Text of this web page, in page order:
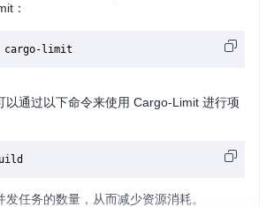
：
以通过以下命令来使用 Cargo-Limit 进行项
任务的数量，从而减少资源消耗。